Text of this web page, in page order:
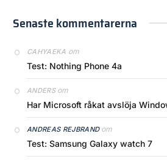
Senaste kommentarerna
CAHYAEKA om
Test: Nothing Phone 4a
ANDERSom
Har Microsoft råkat avslöja
ANDREAS REJBRANDom
Test: Samsung Galaxy watch 7